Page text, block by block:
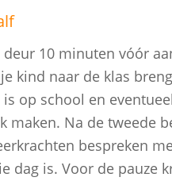
10 minuten vóór
kind naar de klas
op school en
maken. Na de tweede
bespreken
dag is. Voor de pauze